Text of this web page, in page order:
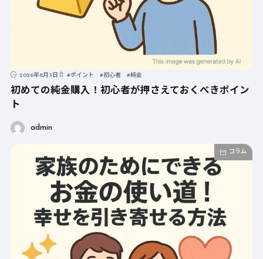
2026年8月3日 #ポイント #初心者 #純金
初めての純金購入！初心者が押さえておくべきポイン
ト
admin
コラム